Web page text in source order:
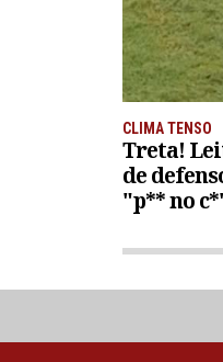
CLIMA TENSO
Treta!
de
"p** no